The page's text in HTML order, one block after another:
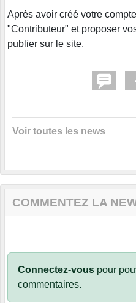
Après avoir créé votre
"Contributeur" et proposer
publier sur le site.
Voir toutes les news
COMMENTEZ LA
Connectez-vous pour
commentaires.